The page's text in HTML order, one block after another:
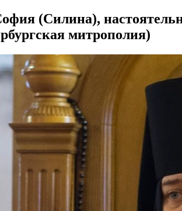
(Силина),
митрополия)